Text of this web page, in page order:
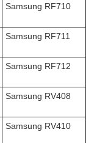
Samsung RF710
Samsung RF711
Samsung RF712
Samsung RV408
Samsung RV410